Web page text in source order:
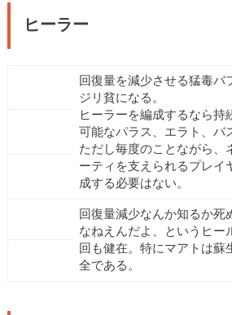
ヒーラー
回復量を減少させる猛毒バ
ジリ貧になる。
ヒーラーを編成するなら持
可能なパラス、エラト、バ
ただし毎度のことながら、
ーティを支えられるプレイ
成する必要はない。
回復量減少なんか知るか死
なねえんだよ、というヒー
回も健在。特にマアトは蘇
全である。